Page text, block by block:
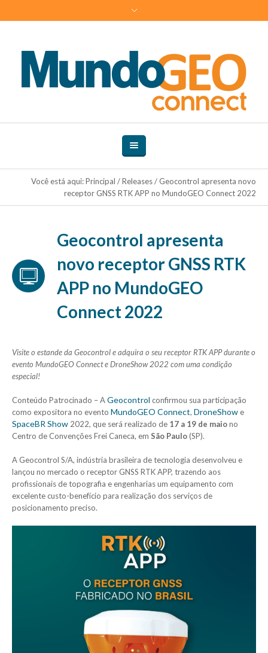
Você está aqui:Principal /Releases/ Geocontrol apresenta novo
receptor GNSS RTK APP no MundoGEO Connect 2022
Geocontrol apresenta
novo receptor GNSS RTK
APP no MundoGEO
Connect 2022
Visite o estande da Geocontrol e adquira o seu receptor RTK APP durante o
evento MundoGEO Connect e DroneShow 2022 com uma condição
especial!
Conteúdo Patrocinado – AGeocontrol confirmou sua participação
como expositora no evento MundoGEO Connect, DroneShow e
SpaceBR Show 2022, que será realizado de 17 a 19 de maiono
Centro de Convenções Frei Caneca, em São Paulo(SP).
A Geocontrol S/A, indústria brasileira de tecnologia desenvolveu e
lançou no mercado o receptor GNSS RTK APP, trazendo aos
profissionais de topografia e engenharias um equipamento com
excelente custo-benefício para realização dos serviços de
posicionamento preciso.